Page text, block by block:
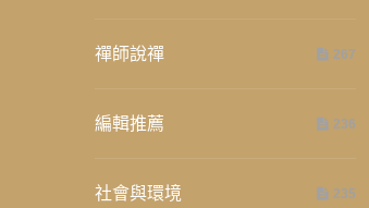
禪師說禪 267
編輯推薦 236
社會與環境 235